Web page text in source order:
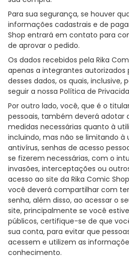
Para sua segurança, se houver
informações cadastrais e de
Shop entrará em contato para
de aprovar o pedido.
Os dados recebidos pela Rika
apenas a integrantes autorizados
desses dados, os quais, inclusive,
seguir a nossa Política de
Por outro lado, você, que é o
pessoais, também deverá adotar
medidas necessárias quanto à
incluindo, mas não se limitando à
antivírus, senhas de acesso
se fizerem necessárias, com o
invasões, interceptações ou
acesso ao site da Rika Comic
você deverá compartilhar com
senha, além disso, ao acessar o
site, principalmente se você
públicos, certifique-se de que
sua conta, para evitar que
acessem e utilizem as
conhecimento.